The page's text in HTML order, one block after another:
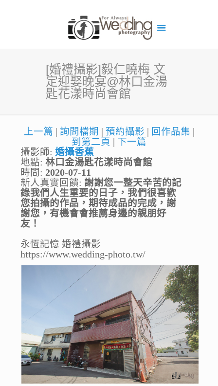
[婚禮攝影]毅仁曉梅 文
定迎娶晚宴@林口金湯
匙花漾時尚會館
上一篇 詢問檔期 預約攝影 回作品集
到第二頁
下一篇
攝影師: 婚攝香蕉
地點: 林口金湯匙花漾時尚會館
時間: 2020-07-11
新人真實回饋: 謝謝您一整天辛苦的記
錄我們人生重要的日子，我們很喜歡
您拍攝的作品，期待成品的完成，謝
謝您，有機會會推薦身邊的親朋好
友！
永恆記憶 婚禮攝影
https://www.wedding-photo.tw/